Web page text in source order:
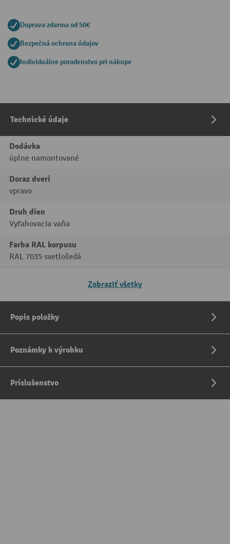
Doprava zdarma od 50€
Bezpečná ochrana údajov
Individuálne poradenstvo pri nákupe
Technické údaje
Dodávka
úplne namontované
Doraz dverí
vpravo
Druh dien
Vyťahovacia vaňa
Farba RAL korpusu
RAL 7035 svetlošedá
Zobraziť všetky
Popis položky
Poznámky k výrobku
Príslušenstvo